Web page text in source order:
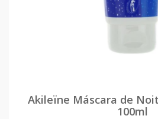
Akileïne Máscara de
100ml